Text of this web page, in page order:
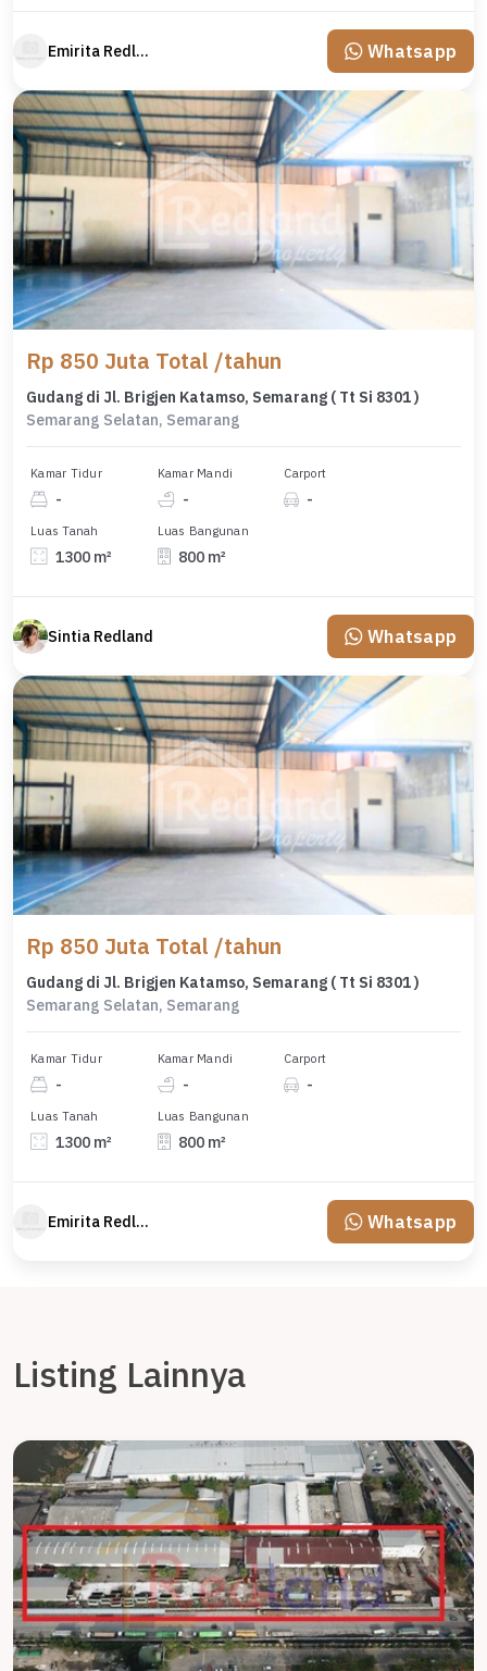
Emirita Redland Whatsapp
Rp 850 Juta Total /tahun
Gudang di Jl. Brigjen Katamso, Semarang ( Tt Si 8301 )
Semarang Selatan, Semarang
Kamar Tidur
-
Kamar Mandi
-
Carport
-
Luas Tanah
1300 m²
Luas Bangunan
800 m²
Sintia Redland Whatsapp
Rp 850 Juta Total /tahun
Gudang di Jl. Brigjen Katamso, Semarang ( Tt Si 8301 )
Semarang Selatan, Semarang
Kamar Tidur
-
Kamar Mandi
-
Carport
-
Luas Tanah
1300 m²
Luas Bangunan
800 m²
Emirita Redland Whatsapp
Listing Lainnya